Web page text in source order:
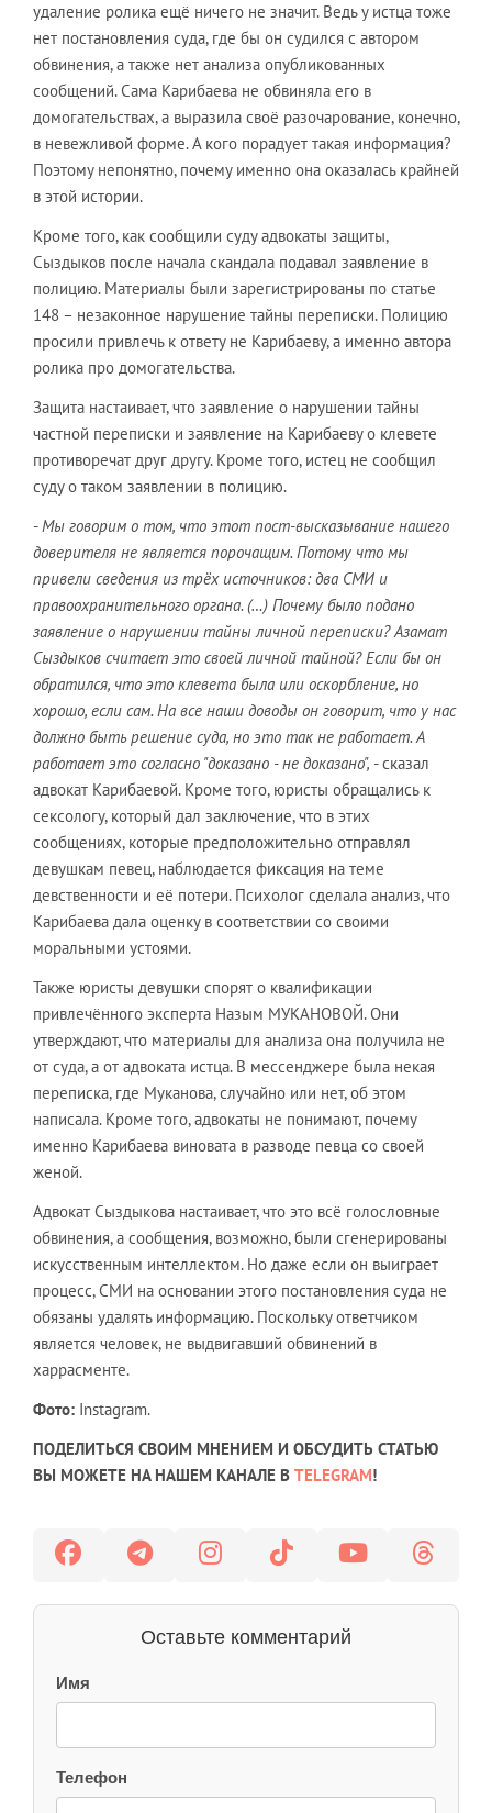
удаление ролика ещё ничего не значит. Ведь у истца тоже
нет постановления суда, где бы он судился с автором
обвинения, а также нет анализа опубликованных
сообщений. Сама Карибаева не обвиняла его в
домогательствах, а выразила своё разочарование, конечно,
в невежливой форме. А кого порадует такая информация?
Поэтому непонятно, почему именно она оказалась крайней
в этой истории.
Кроме того, как сообщили суду адвокаты защиты,
Сыздыков после начала скандала подавал заявление в
полицию. Материалы были зарегистрированы по статье
148 – незаконное нарушение тайны переписки. Полицию
просили привлечь к ответу не Карибаеву, а именно автора
ролика про домогательства.
Защита настаивает, что заявление о нарушении тайны
частной переписки и заявление на Карибаеву о клевете
противоречат друг другу. Кроме того, истец не сообщил
суду о таком заявлении в полицию.
-Мы говорим о том, что этот пост-высказывание нашего
доверителя не является порочащим. Потому что мы
привели сведения из трёх источников: два СМИ и
правоохранительного органа. (…) Почему было подано
заявление о нарушении тайны личной переписки? Азамат
Сыздыков считает это своей личной тайной? Если бы он
обратился, что это клевета была или оскорбление, но
хорошо, если сам. На все наши доводы он говорит, что у нас
должно быть решение суда, но это так не работает. А
работает это согласно "доказано - не доказано", - сказал
адвокат Карибаевой. Кроме того, юристы обращались к
сексологу, который дал заключение, что в этих
сообщениях, которые предположительно отправлял
девушкам певец, наблюдается фиксация на теме
девственности и её потери. Психолог сделала анализ, что
Карибаева дала оценку в соответствии со своими
моральными устоями.
Также юристы девушки спорят о квалификации
привлечённого эксперта Назым МУКАНОВОЙ. Они
утверждают, что материалы для анализа она получила не
от суда, а от адвоката истца. В мессенджере была некая
переписка, где Муканова, случайно или нет, об этом
написала. Кроме того, адвокаты не понимают, почему
именно Карибаева виновата в разводе певца со своей
женой.
Адвокат Сыздыкова настаивает, что это всё голословные
обвинения, а сообщения, возможно, были сгенерированы
искусственным интеллектом. Но даже если он выиграет
процесс, СМИ на основании этого постановления суда не
обязаны удалять информацию. Поскольку ответчиком
является человек, не выдвигавший обвинений в
харрасменте.
Фото: Instagram.
ПОДЕЛИТЬСЯ СВОИМ МНЕНИЕМ И ОБСУДИТЬ СТАТЬЮ
ВЫ МОЖЕТЕ НА НАШЕМ КАНАЛЕ В TELEGRAM!
Оставьте комментарий
Имя
Телефон